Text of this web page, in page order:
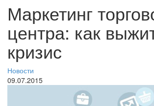
Маркетинг
центра: как
кризис
Новости
09.07.2015